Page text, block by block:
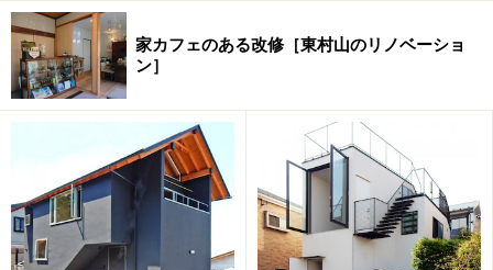
1. 北西側からの見た外観。亜鉛メッキ仕上げの鉄板で縁
取られた大きな窓が特徴的。
家カフェのある改修［東村山のリノベーショ
ン］